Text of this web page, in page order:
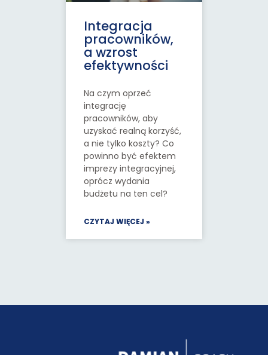
Integracja
pracowników,
a wzrost
efektywności
Na czym oprzeć
integrację
pracowników, aby
uzyskać realną korzyść,
a nie tylko koszty? Co
powinno być efektem
imprezy integracyjnej,
oprócz wydania
budżetu na ten cel?
CZYTAJ WIĘCEJ »